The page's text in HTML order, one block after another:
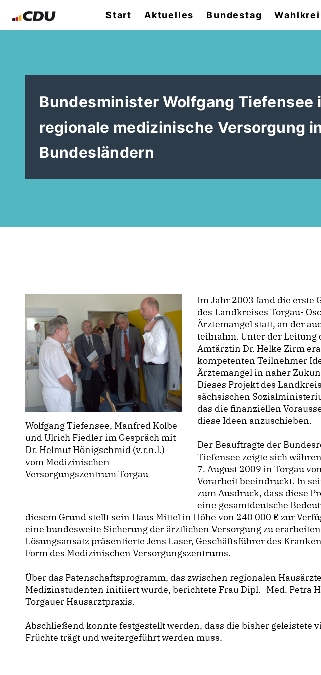
Start Aktuelles Bundestag
Bundesminister Wolfgang
regionale medizinische Versorgung
Bundesländern
Wolfgang Tiefensee, Manfred Kolbe
und Ulrich Fiedler im Gespräch mit
Dr. Helmut Hönigschmid (v.r.n.l.)
vom Medizinischen
Versorgungszentrum Torgau
Im Jahr 2003 fand die erste
des Landkreises Torgau-
Ärztemangel statt, an der
teilnahm. Unter der Leitung
Amtärztin Dr. Helke Zirm
kompetenten Teilnehmer
Ärztemangel in naher
Dieses Projekt des
sächsischen
das die finanziellen
diese Ideen anzuschieben.
Der Beauftragte der
Tiefensee zeigte sich
7. August 2009 in Torgau
Vorarbeit beeindruckt. In
zum Ausdruck, dass diese
eine gesamtdeutsche
diesem Grund stellt sein Haus Mittel in Höhe von 240 000 € zur
eine bundesweite Sicherung der ärztlichen Versorgung zu
Lösungsansatz präsentierte Jens Laser, Geschäftsführer des
Form des Medizinischen Versorgungszentrums.
Über das Patenschaftsprogramm, das zwischen regionalen
Medizinstudenten initiiert wurde, berichtete Frau Dipl.- Med. Petra
Torgauer Hausarztpraxis.
Abschließend konnte festgestellt werden, dass die bisher geleistete
Früchte trägt und weitergeführt werden muss.